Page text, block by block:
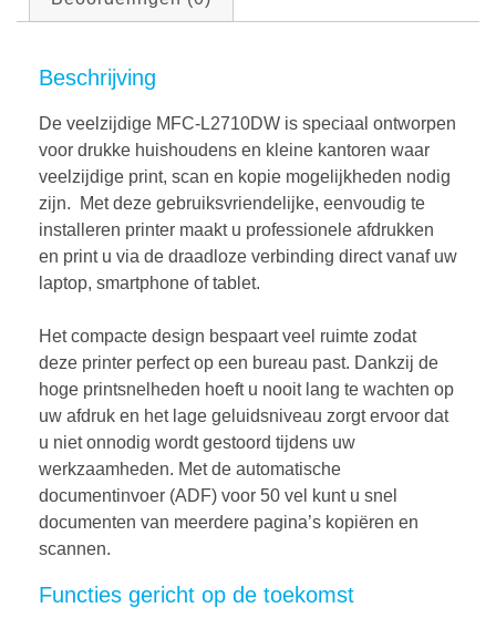
Beschrijving
De veelzijdige MFC-L2710DW is speciaal ontworpen
voor drukke huishoudens en kleine kantoren waar
veelzijdige print, scan en kopie mogelijkheden nodig
zijn. Met deze gebruiksvriendelijke, eenvoudig te
installeren printer maakt u professionele afdrukken
en print u via de draadloze verbinding direct vanaf uw
laptop, smartphone of tablet.
Het compacte design bespaart veel ruimte zodat
deze printer perfect op een bureau past. Dankzij de
hoge printsnelheden hoeft u nooit lang te wachten op
uw afdruk en het lage geluidsniveau zorgt ervoor dat
u niet onnodig wordt gestoord tijdens uw
werkzaamheden. Met de automatische
documentinvoer (ADF) voor 50 vel kunt u snel
documenten van meerdere pagina’s kopiëren en
scannen.
Functies gericht op de toekomst